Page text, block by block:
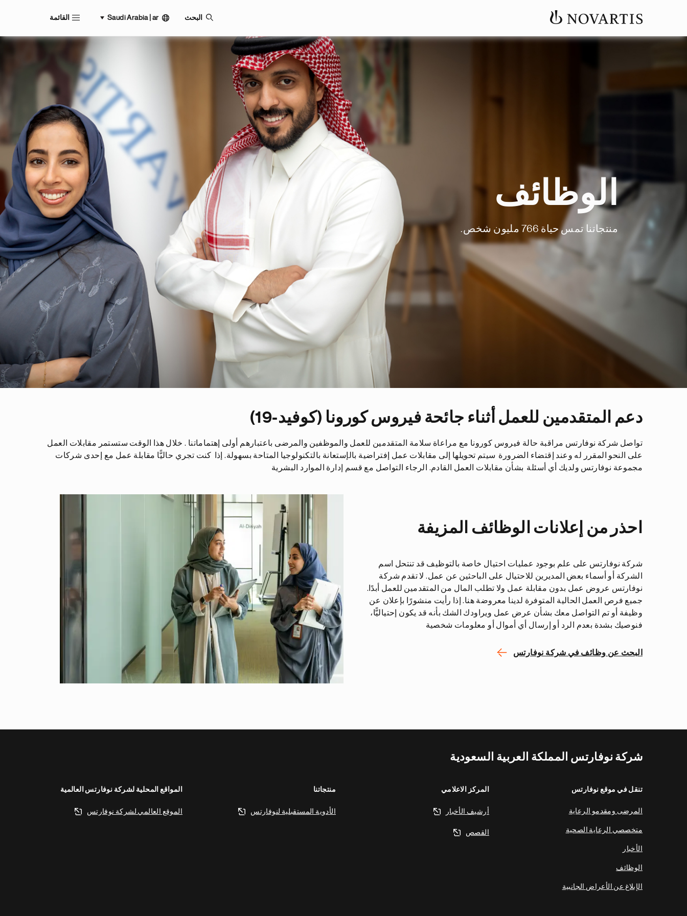
البحث Saudi Arabia | ar القائمة
الوظائف
منتجاتنا تمس حياة 766 مليون شخص.
دعم المتقدمين للعمل أثناء جائحة فيروس كورونا (كوفيد-19)
تواصل شركة نوفارتس مراقبة حالة فيروس كورونا مع مراعاة سلامة المتقدمين للعمل والموظفين والمرضى باعتبارهم أولى إهتماماتنا . خلال هذا الوقت ستستمر مقابلات العمل
على النحو المقرر له وعند إقتضاء الضرورة سيتم تحويلها إلى مقابلات عمل إفتراضية بالإستعانة بالتكنولوجيا المتاحة بسهولة. إذا كنت تجري حاليًّا مقابلة عمل مع إحدى شركات
مجموعة نوفارتس ولديك أي أسئلة بشأن مقابلات العمل القادم. الرجاء التواصل مع قسم إدارة الموارد البشرية
احذر من إعلانات الوظائف المزيفة
شركة نوفارتس على علم بوجود عمليات احتيال خاصة بالتوظيف قد تنتحل اسم
الشركة أو أسماء بعض المديرين للاحتيال على الباحثين عن عمل. لا تقدم شركة
نوفارتس عروض عمل بدون مقابلة عمل ولا تطلب المال من المتقدمين للعمل أبدًا.
جميع فرص العمل الحالية المتوفرة لدينا معروضة هنا. إذا رأيت منشورًا بإعلان عن
وظيفة أو تم التواصل معك بشأن عرض عمل ويراودك الشك بأنه قد يكون إحتياليًّا،
فنوصيك بشدة بعدم الرد أو إرسال أي أموال أو معلومات شخصية
البحث عن وظائف في شركة نوفارتس
شركة نوفارتس المملكة العربية السعودية
تنقل في موقع نوفارتس
المرضى ومقدمو الرعاية
متخصصي الرعاية الصحية
الأخبار
الوظائف
الإبلاغ عن الأعراض الجانبية
المركز الاعلامي
أرشيف الأخبار
القصص
منتجاتنا
الأدوية المستقبلية لنوفارتس
المواقع المحلية لشركة نوفارتس العالمية
الموقع العالمي لشركة نوفارتس